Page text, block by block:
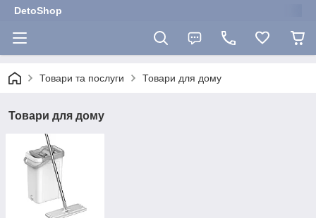
DetoShop
Товари та послуги Товари для дому
Товари для дому